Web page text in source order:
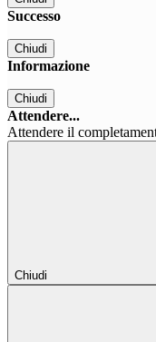
Successo
Chiudi
Informazione
Chiudi
Attendere...
Attendere il
Chiudi